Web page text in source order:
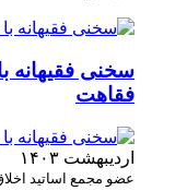
سخنی فقیهانه
فقاهت
اردیبهشت ۱۴۰۳
عضو مجمع اساتید